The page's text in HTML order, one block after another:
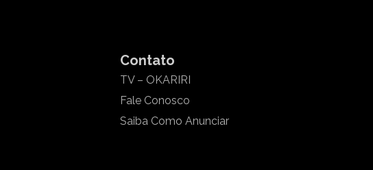
Contato
TV – OKARIRI
Fale Conosco
Saiba Como Anunciar